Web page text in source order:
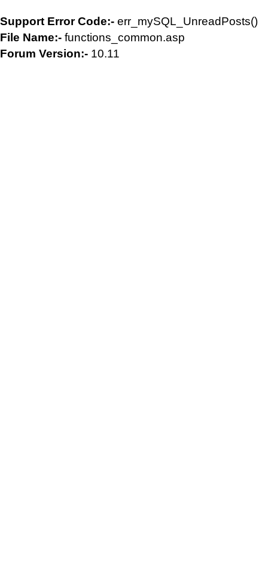
Support Error Code:- err_mySQL_UnreadPosts()
File Name:- functions_common.asp
Forum Version:- 10.11